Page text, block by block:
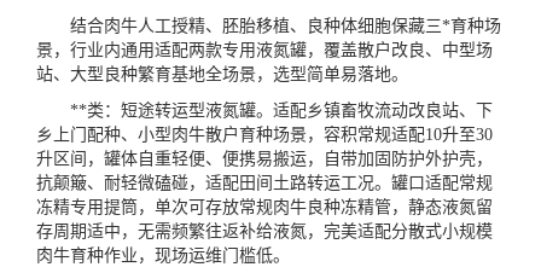
结合肉牛人工授精、胚胎移植、良种体细胞保藏三*育种场
景，行业内通用适配两款专用液氮罐，覆盖散户改良、中型场
站、大型良种繁育基地全场景，选型简单易落地。
**类：短途转运型液氮罐。适配乡镇畜牧流动改良站、下
乡上门配种、小型肉牛散户育种场景，容积常规适配10升至30
升区间，罐体自重轻便、便携易搬运，自带加固防护外护壳，
抗颠簸、耐轻微磕碰，适配田间土路转运工况。罐口适配常规
冻精专用提筒，单次可存放常规肉牛良种冻精管，静态液氮留
存周期适中，无需频繁往返补给液氮，完美适配分散式小规模
肉牛育种作业，现场运维门槛低。